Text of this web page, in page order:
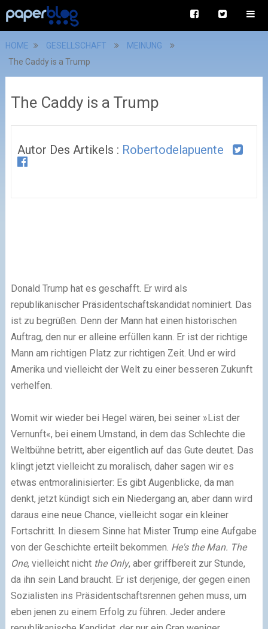
HOME GESELLSCHAFT
MEINUNG
The Caddy is a Trump
The Caddy is a Trump
Autor Des Artikels : Robertodelapuente
Donald Trump hat es geschafft. Er wird als
republikanischer Präsidentschaftskandidat nominiert. Das
ist zu begrüßen. Denn der Mann hat einen historischen
Auftrag, den nur er alleine erfüllen kann. Er ist der richtige
Mann am richtigen Platz zur richtigen Zeit. Und er wird
Amerika und vielleicht der Welt zu einer besseren Zukunft
verhelfen.
Womit wir wieder bei Hegel wären, bei seiner »List der
Vernunft«, bei einem Umstand, in dem das Schlechte die
Weltbühne betritt, aber eigentlich auf das Gute deutet. Das
klingt jetzt vielleicht zu moralisch, daher sagen wir es
etwas entmoralinisierter: Es gibt Augenblicke, da man
denkt, jetzt kündigt sich ein Niedergang an, aber dann wird
daraus eine neue Chance, vielleicht sogar ein kleiner
Fortschritt. In diesem Sinne hat Mister Trump eine Aufgabe
von der Geschichte erteilt bekommen. He's the Man. The
One, vielleicht nicht the Only, aber griffbereit zur Stunde,
da ihn sein Land braucht. Er ist derjenige, der gegen einen
Sozialisten ins Präsidentschaftsrennen gehen muss, um
eben jenen zu einem Erfolg zu führen. Jeder andere